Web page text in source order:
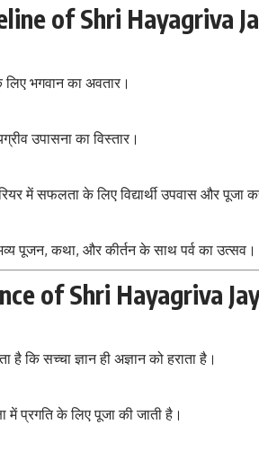
of Shri Hayagriva
लिए भगवान का अवतार।
उपासना का विस्तार।
में सफलता के लिए विद्यार्थी उपवास और पूजा
पूजन, कथा, और कीर्तन के साथ पर्व का उत्सव।
of Shri Hayagriva
है कि सच्चा ज्ञान ही अज्ञान को हराता है।
में प्रगति के लिए पूजा की जाती है।